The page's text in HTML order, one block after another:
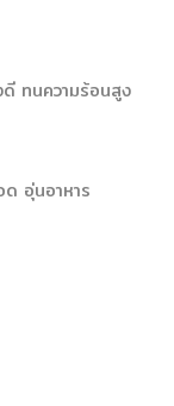
ทนความร้อนสูง
อุ่นอาหาร